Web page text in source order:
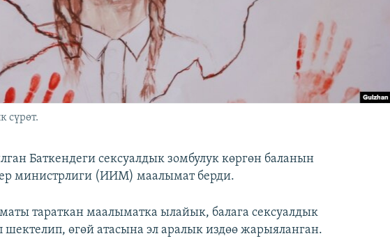
сүрөт.
Баткендеги сексуалдык зомбулук көргөн баланын
министрлиги (ИИМ) маалымат берди.
тараткан маалыматка ылайык, балага сексуалдык
шектелип, өгөй атасына эл аралык издөө жарыяланган.